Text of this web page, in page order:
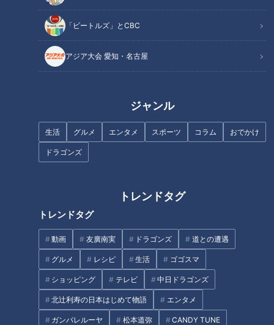
「ビートルズ」とCBC
アジア大会 愛知・名古屋
ジャンル
生活 グルメ エンタメ スポーツ コラム おでかけ
ドラゴンズ
トレンドタグ
トレンドタグ
動画 友廣南実 ドラゴンズ 道との遭遇
グルメ レシピ 生活 ゴゴスマ
ショッピング テレビ 中日ドラゴンズ
北辻利寿の日本はじめて物語 エンタメ
ガンバレルーヤ 松本道弥 CANDY TUNE
新生活に使いたい！「電動アシ
スト自転車」の選び方！
新型コロナウイルスに負ける
別頭痛の対処法【ドクター 坂井
気分を上げたい！冬服のマンネ
タグ
北辻利寿 コラム 東西南北論説風
オススメ関連コンテンツ